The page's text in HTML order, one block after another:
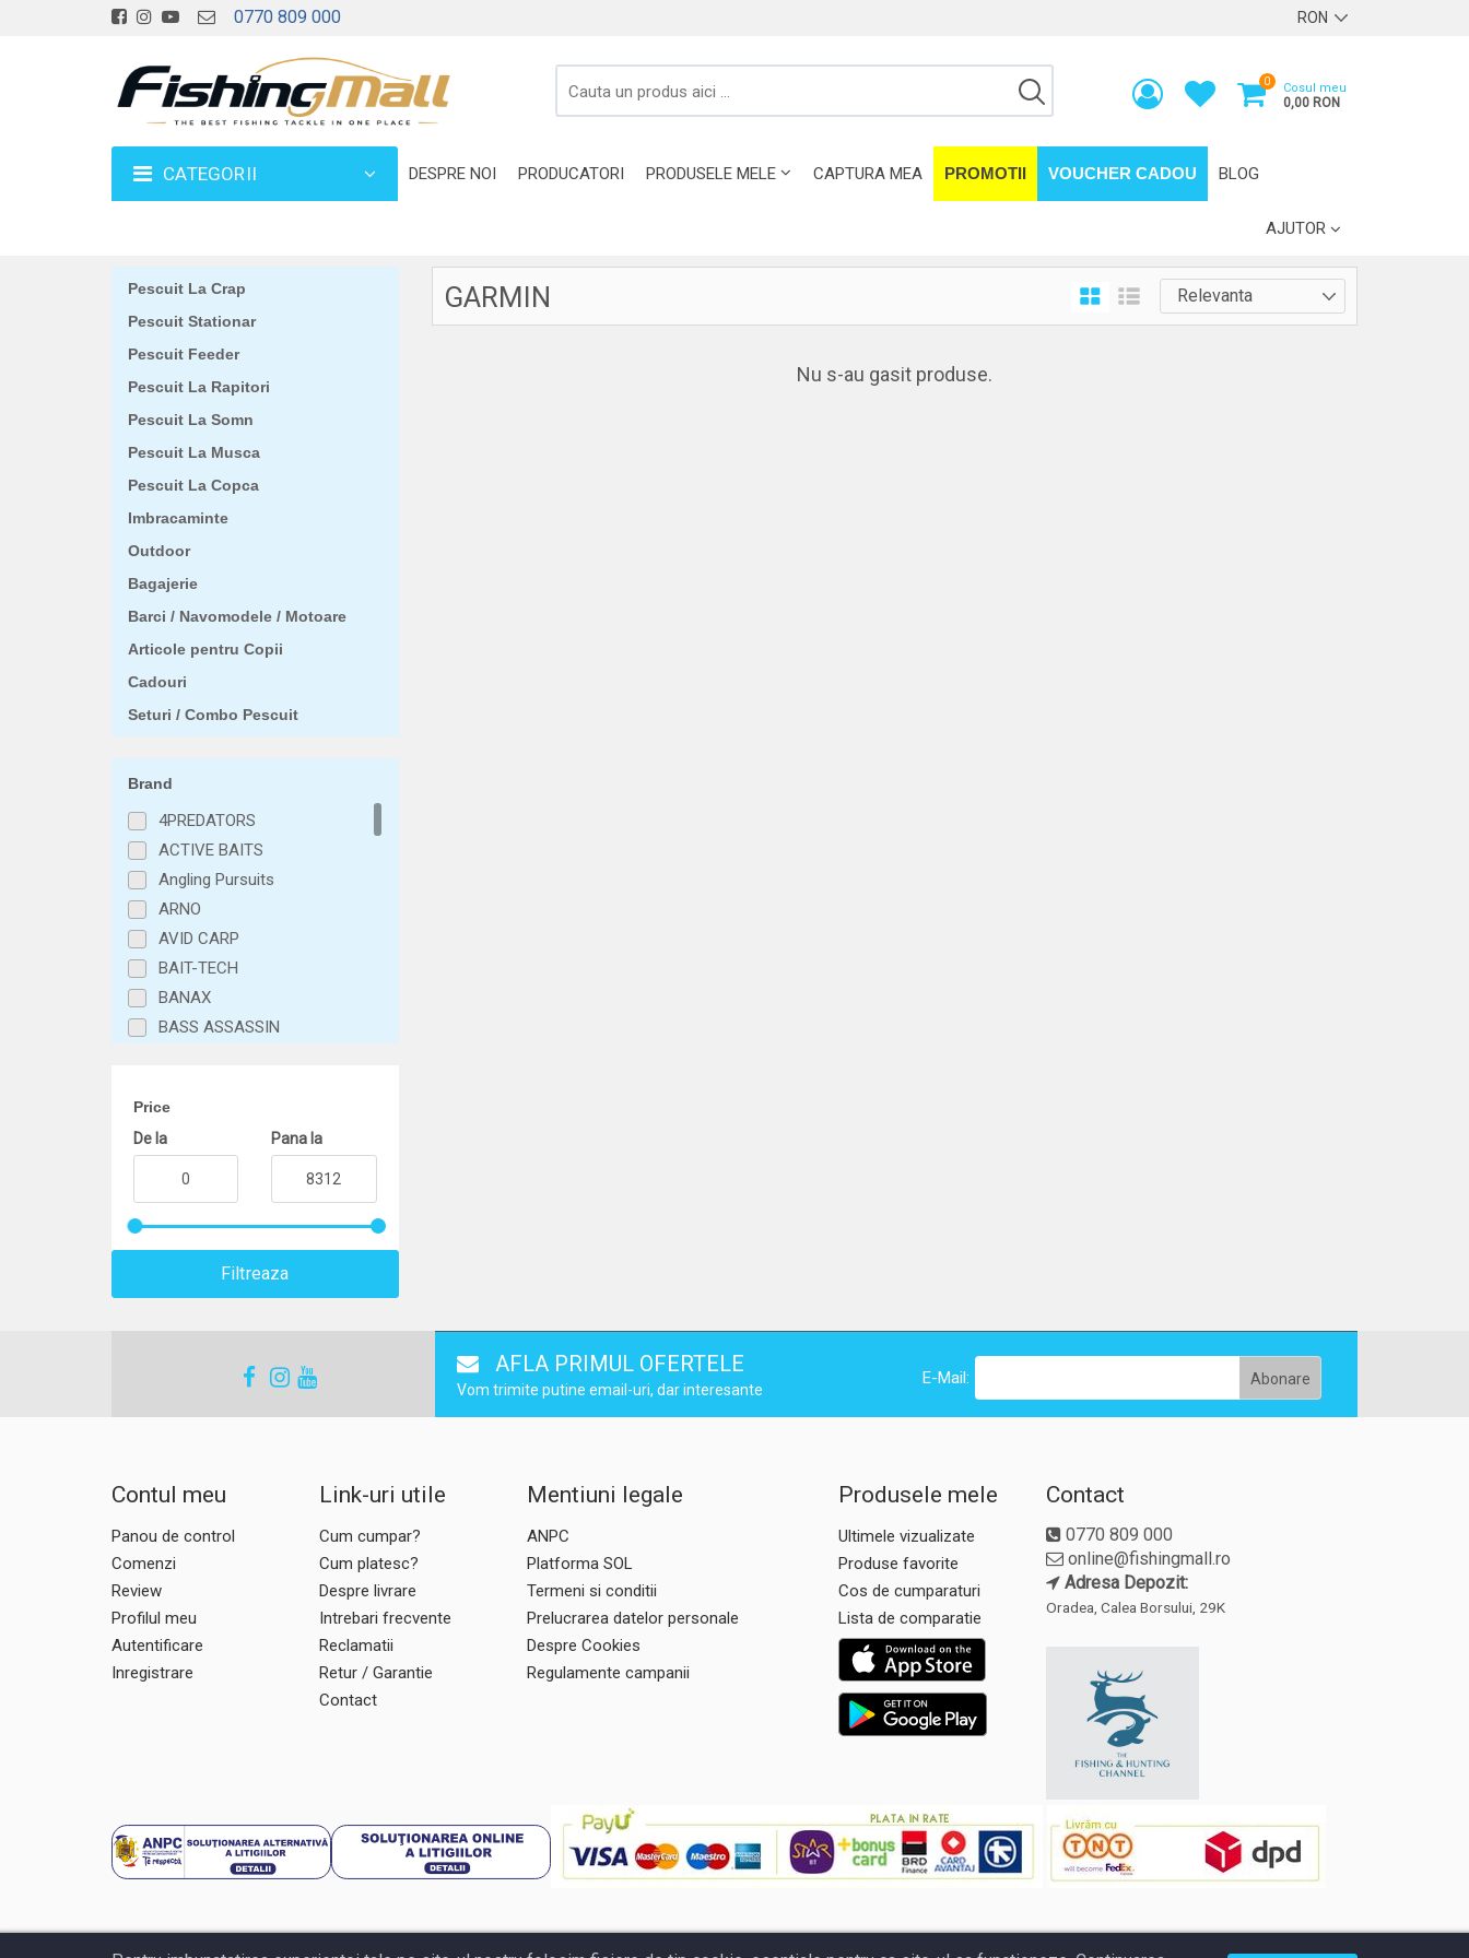
0770 809 000
0 Cosul meu
0,00 RON
CATEGORII DESPRE NOI PRODUCATORI PRODUSELE MELE CAPTURA MEA PROMOTII VOUCHER CADOU BLOG
AJUTOR
Pescuit La Crap
Pescuit Stationar
Pescuit Feeder
Pescuit La Rapitori
Pescuit La Somn
Pescuit La Musca
Pescuit La Copca
Imbracaminte
Outdoor
Bagajerie
Barci / Navomodele / Motoare
Articole pentru Copii
Cadouri
Seturi / Combo Pescuit
Brand
4PREDATORS
ACTIVE BAITS
Angling Pursuits
ARNO
AVID CARP
BAIT-TECH
BANAX
BASS ASSASSIN
BERTI
BIWAA
BKK
BLACK CAT
BLACK FIGHTER
CAMPINGAZ
CCMOORE
CCT MASTER SMOKE
COGHLANS
COLEMAN
CORMORAN
COZMA
CRALUSSO
DORADO
DUDI BAIT
DYNAMITE BAITS
Price
De la
Pana la
Filtreaza
GARMIN
Nu s-au gasit produse.
AFLA PRIMUL OFERTELE
Vom trimite putine email-uri, dar interesante
E-Mail:
Contul meu
Panou de control
Comenzi
Review
Profilul meu
Autentificare
Inregistrare
Link-uri utile
Cum cumpar?
Cum platesc?
Despre livrare
Intrebari frecvente
Reclamatii
Retur / Garantie
Contact
Mentiuni legale
ANPC
Platforma SOL
Termeni si conditii
Prelucrarea datelor personale
Despre Cookies
Regulamente campanii
Produsele mele
Ultimele vizualizate
Produse favorite
Cos de cumparaturi
Lista de comparatie
Contact
0770 809 000
online@fishingmall.ro
Adresa Depozit:
Oradea, Calea Borsului, 29K